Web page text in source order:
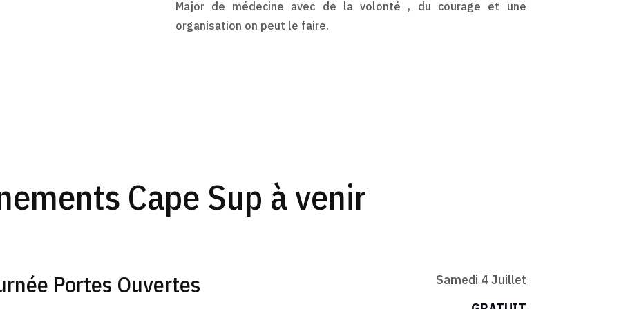
Major de médecine avec de la volonté , du courage et une
organisation on peut le faire.
Cape Sup à venir
Portes Ouvertes
Samedi 4 Juillet